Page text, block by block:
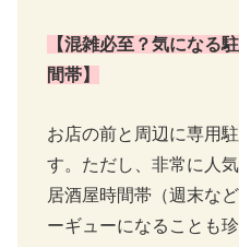
【混雑必至？気になる
間帯】
お店の前と周辺に専用
す。ただし、非常に人
居酒屋時間帯（週末な
ーギューになることも